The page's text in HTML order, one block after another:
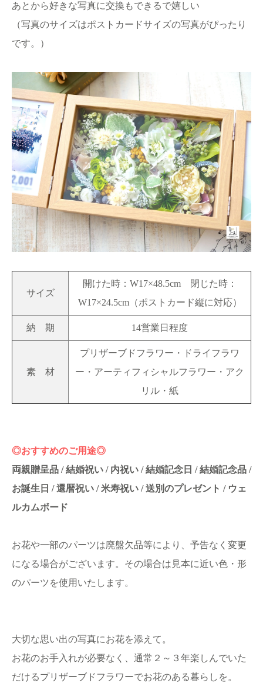
あとから好きな写真に交換もできるで嬉しい
（写真のサイズはポストカードサイズの写真がぴったり
です。）
サイズ
開けた時：W17×48.5cm 閉じた時：
W17×24.5cm（ポストカード縦に対応）
納 期 14営業日程度
素 材
プリザーブドフラワー・ドライフラワ
ー・アーティフィシャルフラワー・アク
リル・紙
◎おすすめのご用途◎
両親贈呈品 / 結婚祝い / 内祝い / 結婚記念日 / 結婚記念品 /
お誕生日 / 還暦祝い / 米寿祝い / 送別のプレゼント / ウェ
ルカムボード
お花や一部のパーツは廃盤欠品等により、予告なく変更
になる場合がございます。その場合は見本に近い色・形
のパーツを使用いたします。
大切な思い出の写真にお花を添えて。
お花のお手入れが必要なく、通常２～３年楽しんでいた
だけるプリザーブドフラワーでお花のある暮らしを。